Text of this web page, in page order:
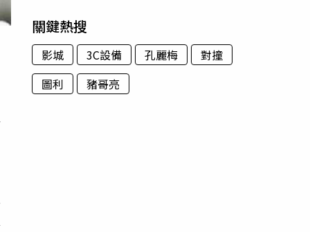
關鍵熱搜
影城 3C設備 孔麗梅
對撞
圖利
豬哥亮